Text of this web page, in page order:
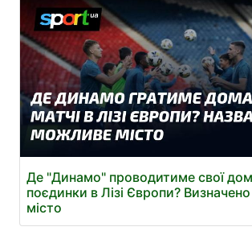
Де "Динамо" проводитиме свої
поєдинки в Лізі Європи?
місто